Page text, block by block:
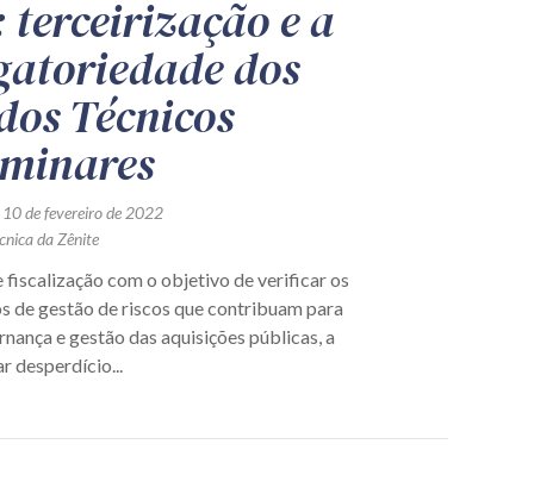
terceirização e a
dos
Técnicos
de fevereiro de 2022
da Zênite
fiscalização com o objetivo de verificar os
de gestão de riscos que contribuam para
e gestão das aquisições públicas, a
desperdício...